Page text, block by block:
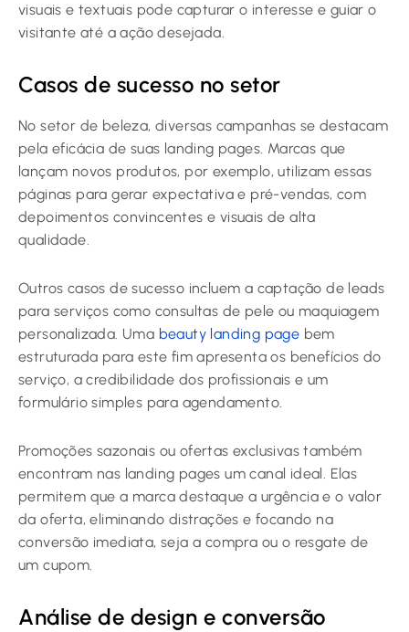
visuais e textuais pode capturar o interesse e guiar o
visitante até a ação desejada.
Casos de sucesso no setor
No setor de beleza, diversas campanhas se destacam
pela eficácia de suas landing pages. Marcas que
lançam novos produtos, por exemplo, utilizam essas
páginas para gerar expectativa e pré-vendas, com
depoimentos convincentes e visuais de alta
qualidade.
Outros casos de sucesso incluem a captação de leads
para serviços como consultas de pele ou maquiagem
personalizada. Uma beauty landing page bem
estruturada para este fim apresenta os benefícios do
serviço, a credibilidade dos profissionais e um
formulário simples para agendamento.
Promoções sazonais ou ofertas exclusivas também
encontram nas landing pages um canal ideal. Elas
permitem que a marca destaque a urgência e o valor
da oferta, eliminando distrações e focando na
conversão imediata, seja a compra ou o resgate de
um cupom.
Análise de design e conversão